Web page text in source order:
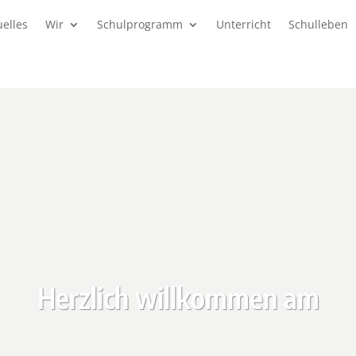
Wir Schulprogramm Unterricht
Schulleben
Herzlich willkommen am